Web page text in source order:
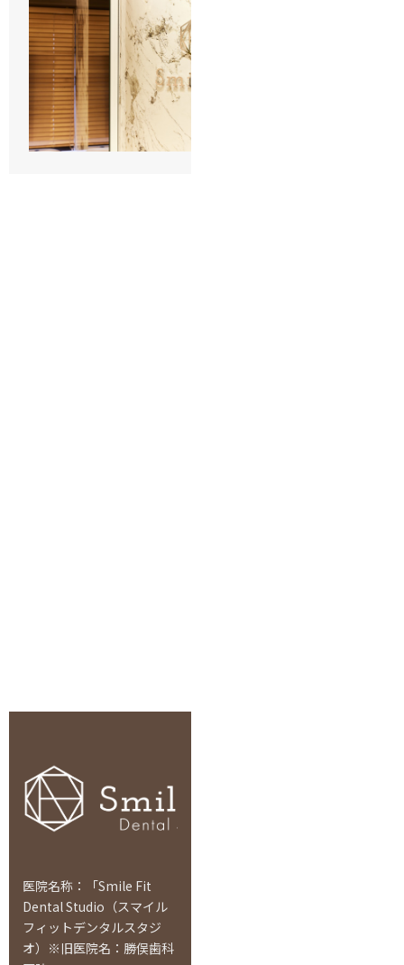
医院名称：「Smile Fit
Dental Studio（スマイル
フィットデンタルスタジ
オ）※旧医院名：勝俣歯科